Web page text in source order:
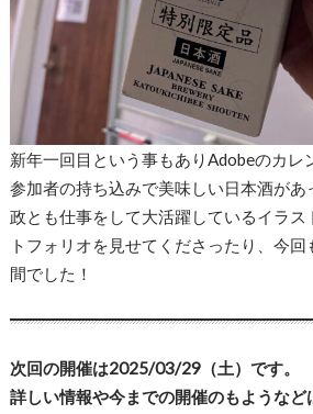
新年一回目という事もありAdobeのカレ
参加者の持ち込みで美味しい日本酒が
政とも仕事をして大活躍しているイラス
トフォリオを見せてくださったり、今
間でした！
次回の開催は2025/03/29（土）です。
詳しい情報や今までの開催のもような